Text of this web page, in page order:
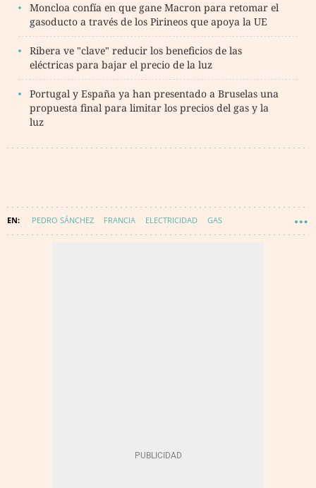
Moncloa confía en que gane Macron para retomar el
gasoducto a través de los Pirineos que apoya la UE
Ribera ve "clave" reducir los beneficios de las
eléctricas para bajar el precio de la luz
Portugal y España ya han presentado a Bruselas una
propuesta final para limitar los precios del gas y la
luz
PEDRO SÁNCHEZ FRANCIA ELECTRICIDAD GAS